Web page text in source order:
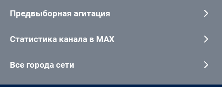
Предвыборная агитация
Статистика канала в MAX
Все города сети